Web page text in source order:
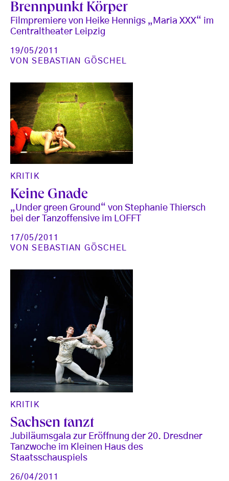
Brennpunkt Körper
Filmpremiere von Heike Hennigs „Maria XXX“ im
Centraltheater Leipzig
19/05/2011
VONSEBASTIAN GÖSCHEL
KRITIK
Keine Gnade
„Under green Ground“ von Stephanie Thiersch
bei der Tanzoffensive im LOFFT
17/05/2011
VONSEBASTIAN GÖSCHEL
KRITIK
Sachsen tanzt
Jubiläumsgala zur Eröffnung der 20. Dresdner
Tanzwoche im Kleinen Haus des
Staatsschauspiels
26/04/2011